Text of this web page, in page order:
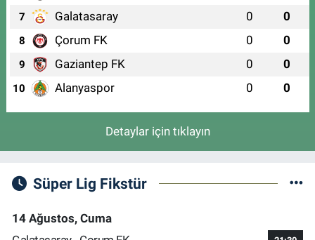
7 Galatasaray 0 0
8 Çorum FK 0 0
9 Gaziantep FK 0 0
10 Alanyaspor 0 0
Detaylar için tıklayın
Süper Lig Fikstür
14 Ağustos, Cuma